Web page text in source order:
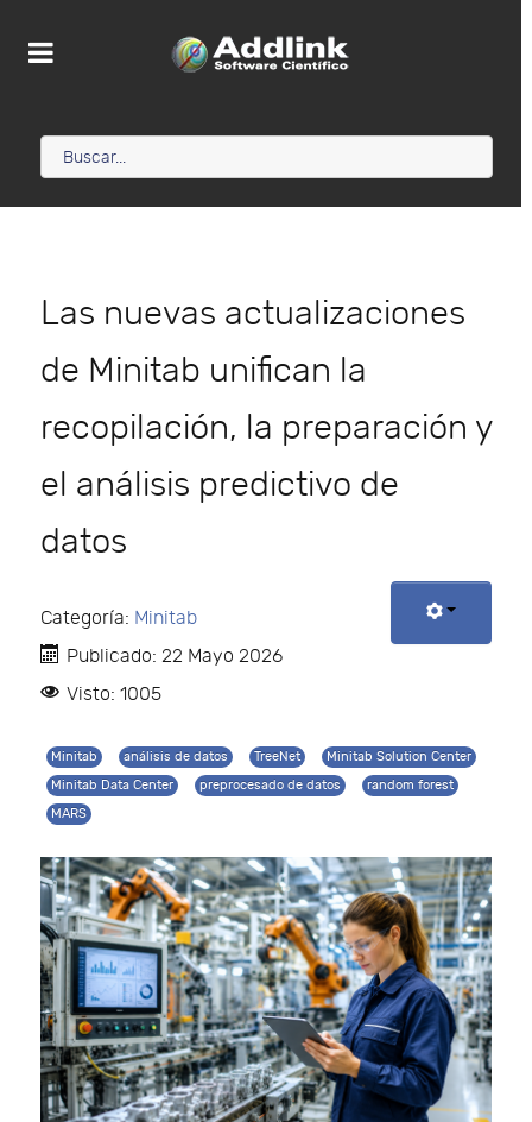
Las nuevas actualizaciones
de Minitab unifican la
recopilación, la preparación y
el análisis predictivo de
datos
Categoría: Minitab
Publicado: 22 Mayo 2026
Visto: 1005
Minitab análisis de datos TreeNet
Minitab Solution Center
Minitab Data Center
preprocesado de datos
random forest
MARS